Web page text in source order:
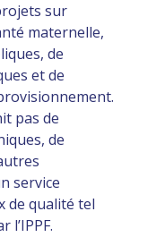
sur
maternelle,
de
et de
pas de
de
service
de qualité tel